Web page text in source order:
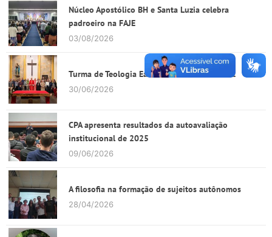
Núcleo Apostólico BH e Santa Luzia celebra
padroeiro na FAJE
03/08/2026
Turma de Teologia EaD tem encontro na FAJE
30/06/2026
CPA apresenta resultados da autoavaliação
institucional de 2025
09/06/2026
A filosofia na formação de sujeitos autônomos
28/04/2026